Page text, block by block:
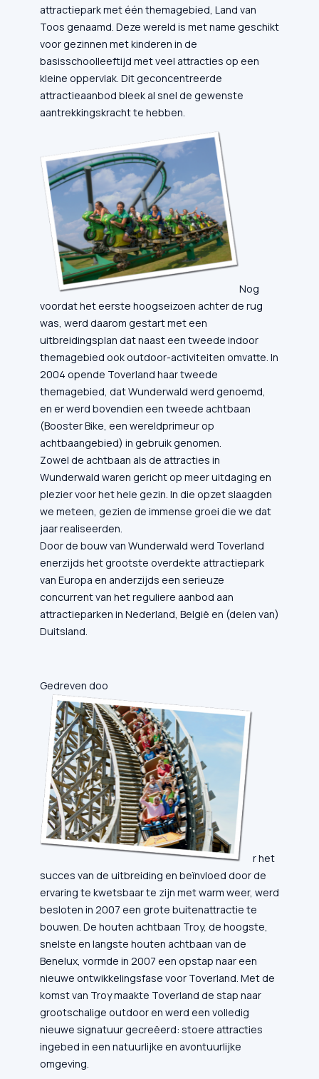
attractiepark met één themagebied, Land van
Toos genaamd. Deze wereld is met name geschikt
voor gezinnen met kinderen in de
basisschoolleeftijd met veel attracties op een
kleine oppervlak. Dit geconcentreerde
attractieaanbod bleek al snel de gewenste
aantrekkingskracht te hebben.
Nog
voordat het eerste hoogseizoen achter de rug
was, werd daarom gestart met een
uitbreidingsplan dat naast een tweede indoor
themagebied ook outdoor-activiteiten omvatte. In
2004 opende Toverland haar tweede
themagebied, dat Wunderwald werd genoemd,
en er werd bovendien een tweede achtbaan
(Booster Bike, een wereldprimeur op
achtbaangebied) in gebruik genomen.
Zowel de achtbaan als de attracties in
Wunderwald waren gericht op meer uitdaging en
plezier voor het hele gezin. In die opzet slaagden
we meteen, gezien de immense groei die we dat
jaar realiseerden.
Door de bouw van Wunderwald werd Toverland
enerzijds het grootste overdekte attractiepark
van Europa en anderzijds een serieuze
concurrent van het reguliere aanbod aan
attractieparken in Nederland, België en (delen van)
Duitsland.
Gedreven doo
r het
succes van de uitbreiding en beïnvloed door de
ervaring te kwetsbaar te zijn met warm weer, werd
besloten in 2007 een grote buitenattractie te
bouwen. De houten achtbaan Troy, de hoogste,
snelste en langste houten achtbaan van de
Benelux, vormde in 2007 een opstap naar een
nieuwe ontwikkelingsfase voor Toverland. Met de
komst van Troy maakte Toverland de stap naar
grootschalige outdoor en werd een volledig
nieuwe signatuur gecreëerd: stoere attracties
ingebed in een natuurlijke en avontuurlijke
omgeving.